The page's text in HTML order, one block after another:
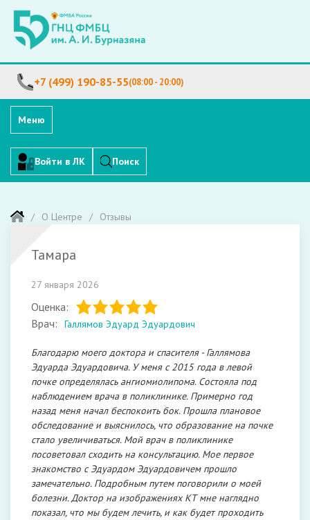
+7 (499) 190-85-55(08:00 - 20:00)
Меню
Войти в ЛК Поиск
О Центре Отзывы
Тамара
27 января 2026
Оценка:
Врач:
Галлямов Эдуард Эдуардович
Благодарю моего доктора и спасителя - Галлямова
Эдуарда Эдуардовича. У меня с 2015 года в левой
почке определялась ангиомиолипома. Состояла под
наблюдением врача в поликлинике. Примерно год
назад меня начал беспокоить бок. Прошла плановое
обследование и выяснилось, что образование на почке
стало увеличиваться. Мой врач в поликлинике
посоветовал сходить на консультацию. Мое первое
знакомство с Эдуардом Эдуардовичем прошло
замечательно. Подробным путем поговорили о моей
болезни. Доктор на изображениях КТ​ мне наглядно
показал, что мы будем лечить, и как будет проходить